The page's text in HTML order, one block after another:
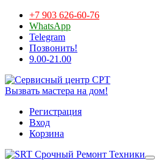
+7 903 626-60-76
WhatsApp
Telegram
Позвонить!
9.00-21.00
Вызвать мастера на дом!
Регистрация
Вход
Корзина
Срочный Ремонт Техники